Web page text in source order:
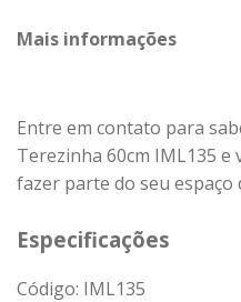
Mais informações
Entre em contato para
Terezinha 60cm IML135 e
fazer parte do seu espaço
Especificações
Código: IML135